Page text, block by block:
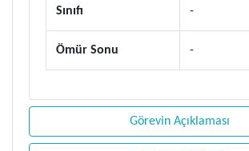
Sınıfı -
Ömür Sonu -
Görevin Açıklaması